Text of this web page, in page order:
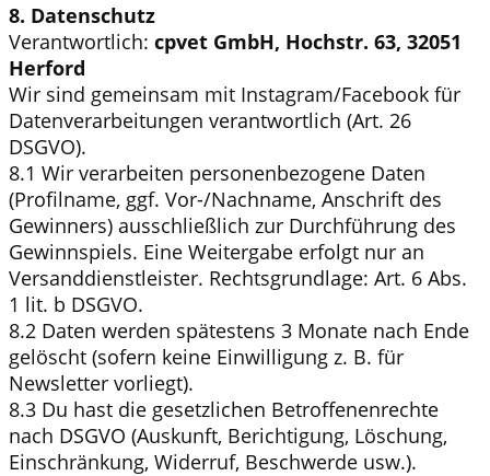
8. Datenschutz
Verantwortlich: cpvet GmbH, Hochstr. 63, 32051
Herford
Wir sind gemeinsam mit Instagram/Facebook für
Datenverarbeitungen verantwortlich (Art. 26
DSGVO).
8.1 Wir verarbeiten personenbezogene Daten
(Profilname, ggf. Vor-/Nachname, Anschrift des
Gewinners) ausschließlich zur Durchführung des
Gewinnspiels. Eine Weitergabe erfolgt nur an
Versanddienstleister. Rechtsgrundlage: Art. 6 Abs.
1 lit. b DSGVO.
8.2 Daten werden spätestens 3 Monate nach Ende
gelöscht (sofern keine Einwilligung z. B. für
Newsletter vorliegt).
8.3 Du hast die gesetzlichen Betroffenenrechte
nach DSGVO (Auskunft, Berichtigung, Löschung,
Einschränkung, Widerruf, Beschwerde usw.).